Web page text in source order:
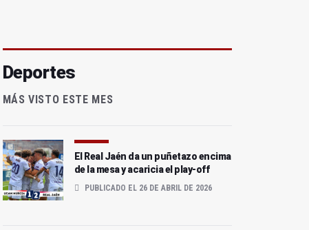
Deportes
MÁS VISTO ESTE MES
El Real Jaén da un puñetazo encima
de la mesa y acaricia el play-off
PUBLICADO EL 26 DE ABRIL DE 2026